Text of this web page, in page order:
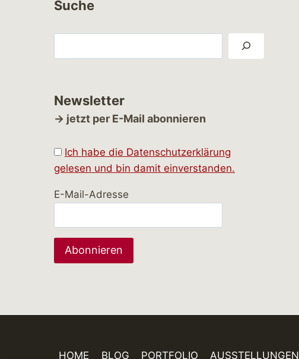
Suche
Newsletter
→ jetzt per E-Mail abonnieren
Ich habe die Datenschutzerklärung
gelesen und bin damit einverstanden.
E-Mail-Adresse
HOME BLOG PORTFOLIO AUSSTELLUNGEN